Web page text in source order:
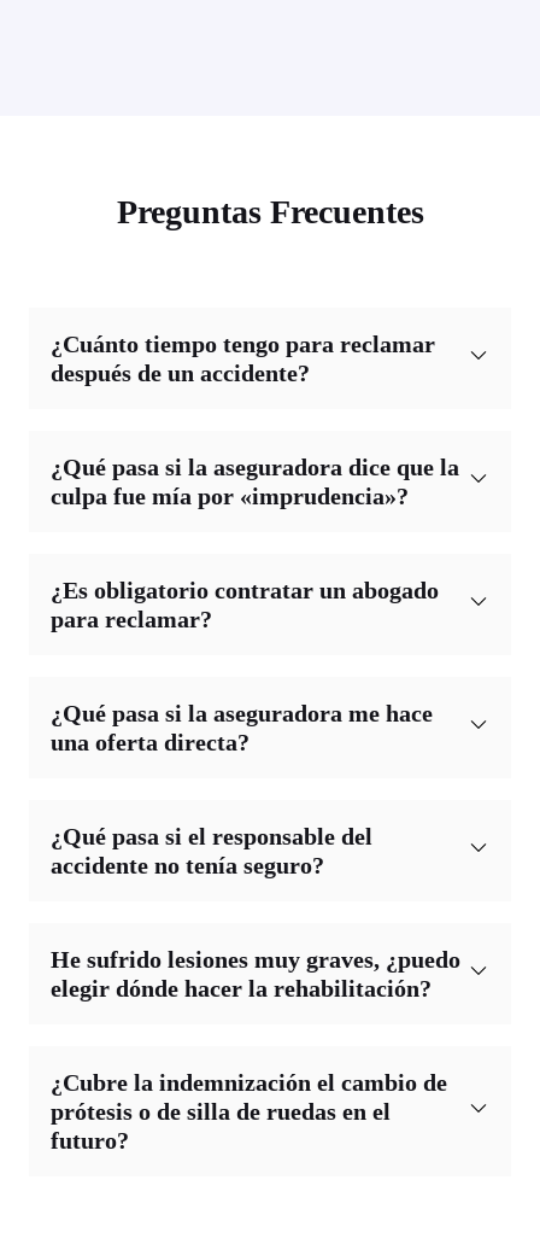
Preguntas Frecuentes
¿Cuánto tiempo tengo para reclamar
después de un accidente?
¿Qué pasa si la aseguradora dice que la
culpa fue mía por «imprudencia»?
¿Es obligatorio contratar un abogado
para reclamar?
¿Qué pasa si la aseguradora me hace
una oferta directa?
¿Qué pasa si el responsable del
accidente no tenía seguro?
He sufrido lesiones muy graves, ¿puedo
elegir dónde hacer la rehabilitación?
¿Cubre la indemnización el cambio de
prótesis o de silla de ruedas en el
futuro?